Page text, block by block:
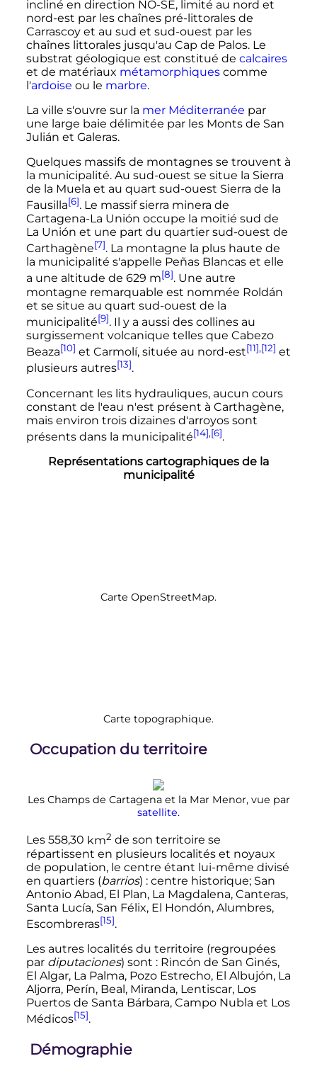
incliné en direction NO-SE, limité au nord et
nord-est par les chaînes pré-littorales de
Carrascoy et au sud et sud-ouest par les
chaînes littorales jusqu'au Cap de Palos. Le
substrat géologique est constitué de calcaires
et de matériaux métamorphiquescomme
l'ardoise ou le marbre.
La ville s'ouvre sur la mer Méditerranée par
une large baie délimitée par les Monts de San
Julián et Galeras.
Quelques massifs de montagnes se trouvent à
la municipalité. Au sud-ouest se situe la Sierra
de la Muela et au quart sud-ouest Sierra de la
Fausilla[6]. Le massif sierra minera de
Cartagena-La Unión occupe la moitié sud de
La Unión et une part du quartier sud-ouest de
Carthagène[7]. La montagne la plus haute de
la municipalité s'appelle Peñas Blancas et elle
a une altitude de 629 m[8]. Une autre
montagne remarquable est nommée Roldán
et se situe au quart sud-ouest de la
municipalité[9]. Il y a aussi des collines au
surgissement volcanique telles que Cabezo
Beaza[10] et Carmolí, située au nord-est[11],[12] et
plusieurs autres[13].
Concernant les lits hydrauliques, aucun cours
constant de l'eau n'est présent à Carthagène,
mais environ trois dizaines d'arroyos sont
présents dans la municipalité[14],[6].
Représentations cartographiques de la
municipalité
Carte OpenStreetMap.
Carte topographique.
Occupation du territoire
Les Champs de Cartagena et la Mar Menor, vue par
satellite.
Les 558,30 km2 de son territoire se
répartissent en plusieurs localités et noyaux
de population, le centre étant lui-même divisé
en quartiers (barrios) : centre historique; San
Antonio Abad, El Plan, La Magdalena, Canteras,
Santa Lucía, San Félix, El Hondón, Alumbres,
Escombreras[15].
Les autres localités du territoire (regroupées
par diputaciones) sont : Rincón de San Ginés,
El Algar, La Palma, Pozo Estrecho, El Albujón, La
Aljorra, Perín, Beal, Miranda, Lentiscar, Los
Puertos de Santa Bárbara, Campo Nubla et Los
Médicos[15].
Démographie